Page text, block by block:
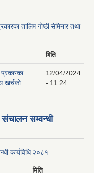
तालिम गोष्ठी सेमिनार तथा
मिति
प्रकारका
खर्चको
12/04/2024
- 11:24
संचालन सम्वन्धी
कार्यविधि २०८१
मिति